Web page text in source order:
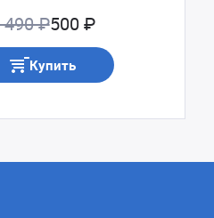
490 ₽500 ₽
Купить